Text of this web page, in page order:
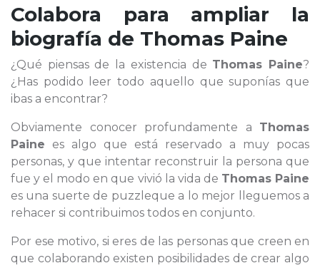
Colabora para ampliar la
biografía de Thomas Paine
¿Qué piensas de la existencia de Thomas Paine?
¿Has podido leer todo aquello que suponías que
ibas a encontrar?
Obviamente conocer profundamente a Thomas
Paine es algo que está reservado a muy pocas
personas, y que intentar reconstruir la persona que
fue y el modo en que vivió la vida de Thomas Paine
es una suerte de puzzleque a lo mejor lleguemos a
rehacer si contribuimos todos en conjunto.
Por ese motivo, si eres de las personas que creen en
que colaborando existen posibilidades de crear algo